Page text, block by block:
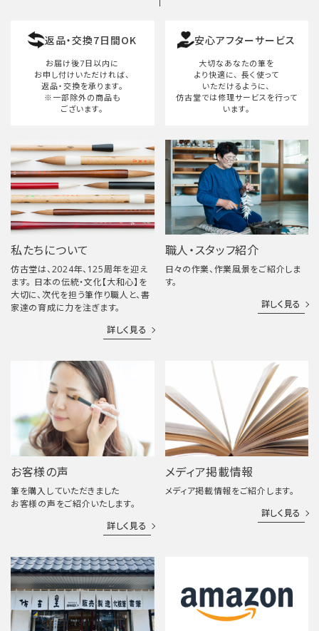
返品・交換7日間OK
お届け後7日以内に
お申し付けいただければ、
返品・交換を承ります。
※一部除外の商品も
ございます。
安心アフターサービス
大切なあなたの筆を
より快適に、 長く使って
いただけるように、
仿古堂では修理サービスを行って
います。
私たちについて
仿古堂は、2024年、125周年を迎え
ます。 日本の伝統・文化【大和心】を
大切に、次代を担う筆作り職人と、書
家達の育成に力を注ぎます。
詳しく見る
職人・スタッフ紹介
日々の作業、作業風景をご紹介しま
す。
詳しく見る
お客様の声
筆を購入していただきました
お客様の声をご紹介いたします。
詳しく見る
メディア掲載情報
メディア掲載情報をご紹介します。
詳しく見る